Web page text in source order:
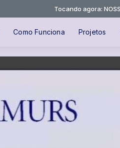
Tocando agora: NOSSA
Como Funciona Projetos